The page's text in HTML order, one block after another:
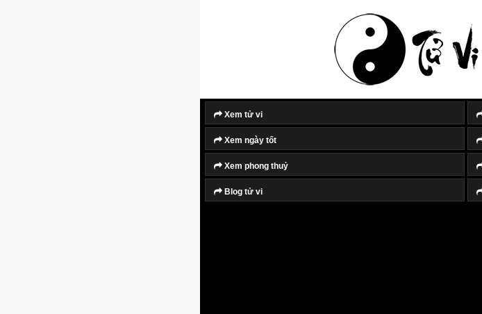
Xem tử vi
Xem ngày tốt
Xem phong thuỷ
Blog tử vi